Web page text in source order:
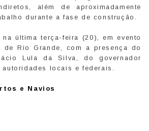
além de aproximadamente
durante a fase de construção.
última terça-feira (20), em evento
Rio Grande, com a presença do
Lula da Silva, do governador
autoridades locais e federais.
e Navios